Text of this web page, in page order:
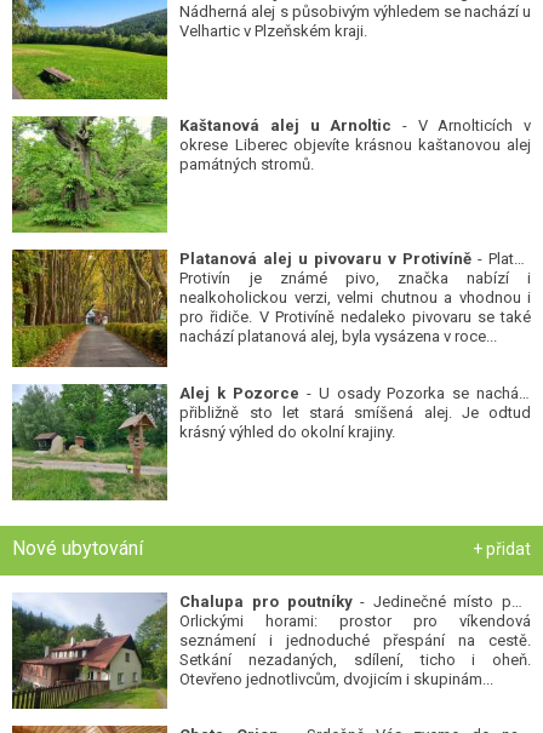
Nádherná alej s působivým výhledem se nachází u
Velhartic v Plzeňském kraji.
Kaštanová alej u Arnoltic - V Arnolticích v
okrese Liberec objevíte krásnou kaštanovou alej
památných stromů.
Platanová alej u pivovaru v Protivíně - Platan
Protivín je známé pivo, značka nabízí i
nealkoholickou verzi, velmi chutnou a vhodnou i
pro řidiče. V Protivíně nedaleko pivovaru se také
nachází platanová alej, byla vysázena v roce...
Alej k Pozorce - U osady Pozorka se nachází
přibližně sto let stará smíšená alej. Je odtud
krásný výhled do okolní krajiny.
Nové ubytování + přidat
Chalupa pro poutníky- Jedinečné místo pod
Orlickými horami: prostor pro víkendová
seznámení i jednoduché přespání na cestě.
Setkání nezadaných, sdílení, ticho i oheň.
Otevřeno jednotlivcům, dvojicím i skupinám...